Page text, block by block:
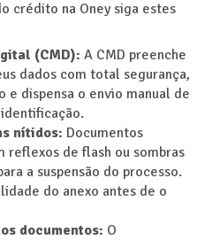
crédito na Oney siga estes
(CMD): A CMD preenche
dados com total segurança,
dispensa o envio manual de
nítidos: Documentos
reflexos de flash ou sombras
a suspensão do processo.
do anexo antes de o
documentos: O